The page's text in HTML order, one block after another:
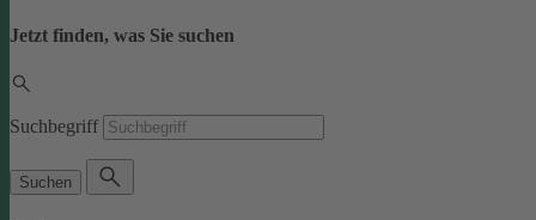
Jetzt finden, was Sie suchen
Suchbegriff
Suchen